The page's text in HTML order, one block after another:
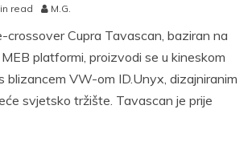
read M.G.
crossover Cupra Tavascan, baziran na
platformi, proizvodi se u kineskom
blizancem VW-om ID.Unyx, dizajniranim
svjetsko tržište. Tavascan je prije